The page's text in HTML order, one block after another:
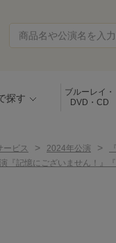
探す
ブルーレイ・
DVD・CD
ービス > 2024年公演 >
『記憶にございません！』